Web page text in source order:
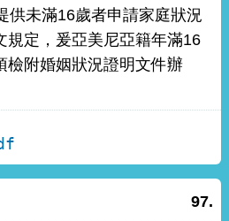
供未滿16歲者申請家庭狀況
規定，爰亞美尼亞籍年滿16
檢附婚姻狀況證明文件辦
97.